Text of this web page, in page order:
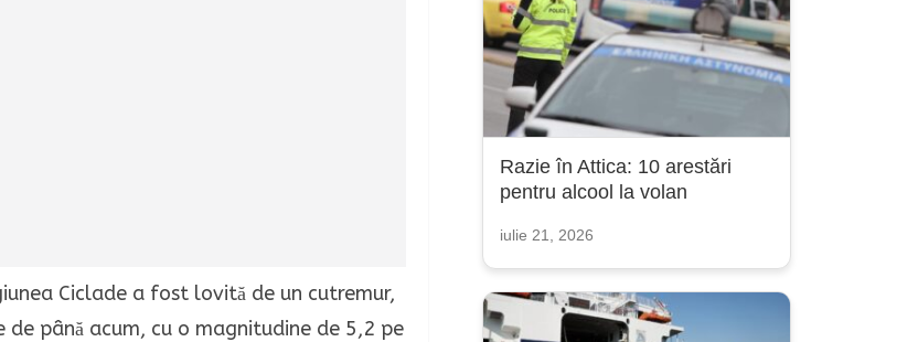
Ciclade a fost lovită de un cutremur,
până acum, cu o magnitudine de 5,2 pe
Razie în Attica: 10 arestări
pentru alcool la volan
iulie 21, 2026